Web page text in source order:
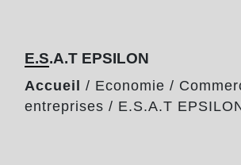
E.S.A.T EPSILON
Accueil / Economie /
entreprises / E.S.A.T